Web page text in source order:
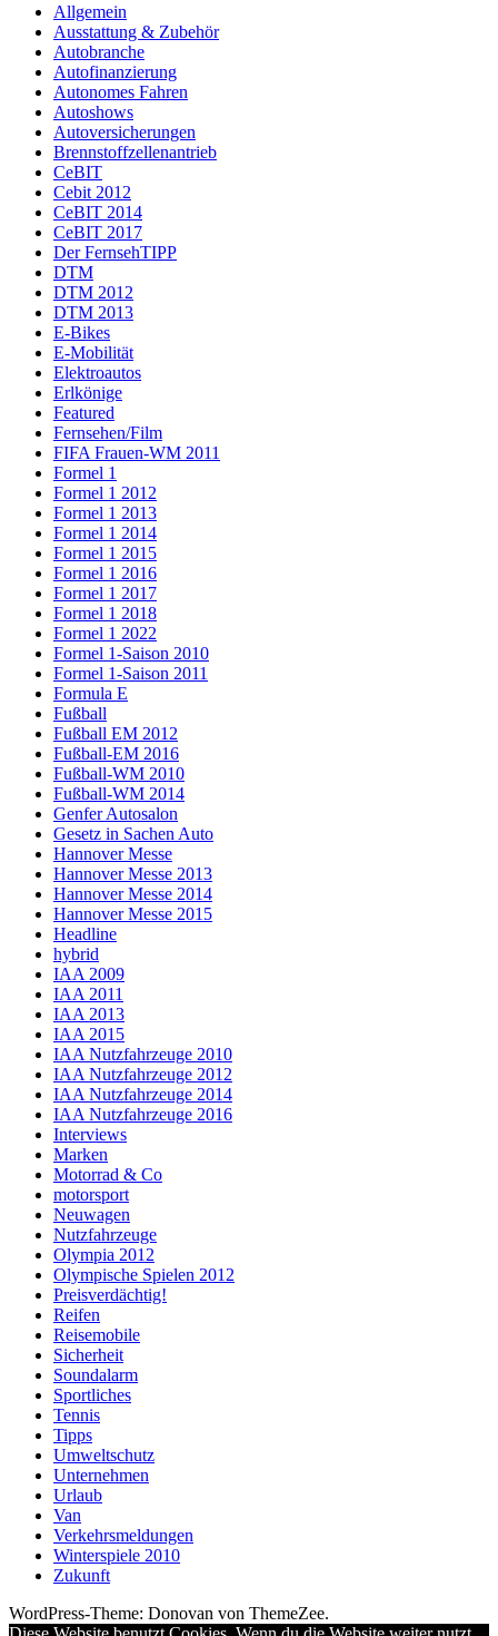
Allgemein
Ausstattung & Zubehör
Autobranche
Autofinanzierung
Autonomes Fahren
Autoshows
Autoversicherungen
Brennstoffzellenantrieb
CeBIT
Cebit 2012
CeBIT 2014
CeBIT 2017
Der FernsehTIPP
DTM
DTM 2012
DTM 2013
E-Bikes
E-Mobilität
Elektroautos
Erlkönige
Featured
Fernsehen/Film
FIFA Frauen-WM 2011
Formel 1
Formel 1 2012
Formel 1 2013
Formel 1 2014
Formel 1 2015
Formel 1 2016
Formel 1 2017
Formel 1 2018
Formel 1 2022
Formel 1-Saison 2010
Formel 1-Saison 2011
Formula E
Fußball
Fußball EM 2012
Fußball-EM 2016
Fußball-WM 2010
Fußball-WM 2014
Genfer Autosalon
Gesetz in Sachen Auto
Hannover Messe
Hannover Messe 2013
Hannover Messe 2014
Hannover Messe 2015
Headline
hybrid
IAA 2009
IAA 2011
IAA 2013
IAA 2015
IAA Nutzfahrzeuge 2010
IAA Nutzfahrzeuge 2012
IAA Nutzfahrzeuge 2014
IAA Nutzfahrzeuge 2016
Interviews
Marken
Motorrad & Co
motorsport
Neuwagen
Nutzfahrzeuge
Olympia 2012
Olympische Spielen 2012
Preisverdächtig!
Reifen
Reisemobile
Sicherheit
Soundalarm
Sportliches
Tennis
Tipps
Umweltschutz
Unternehmen
Urlaub
Van
Verkehrsmeldungen
Winterspiele 2010
Zukunft
WordPress-Theme: Donovan von ThemeZee.